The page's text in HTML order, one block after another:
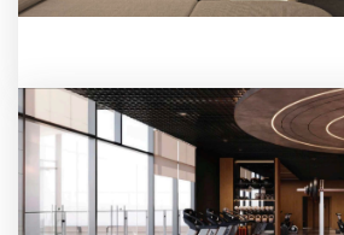
Phòng karaoke